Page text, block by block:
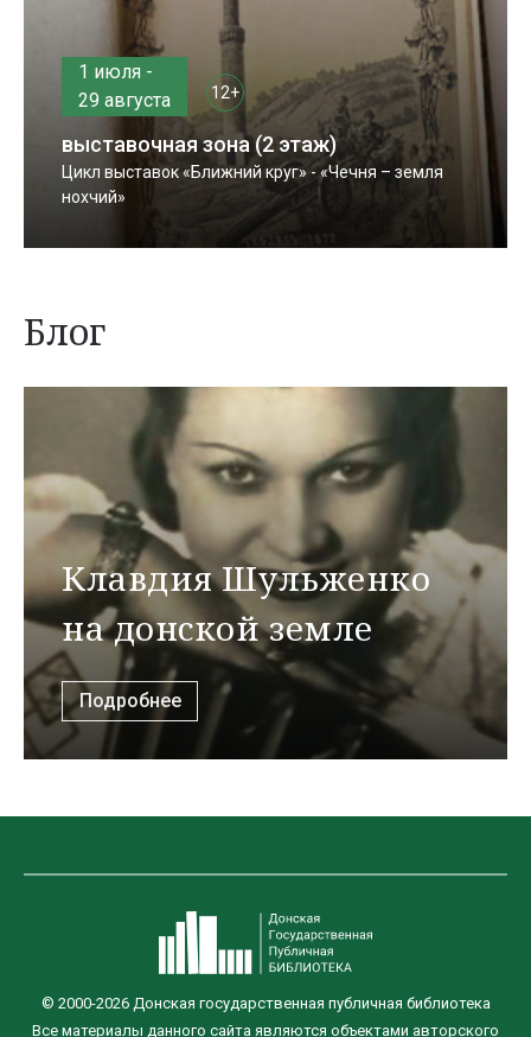
1 июля -
29 августа
12+
выставочная зона (2 этаж)
Цикл выставок «Ближний круг» - «Чечня – земля
нохчий»
Блог
Клавдия Шульженко
на донской земле
Подробнее
© 2000-2026 Донская государственная публичная библиотека
Все материалы данного сайта являются объектами авторского